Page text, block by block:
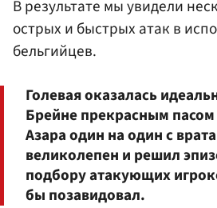
В результате мы увидели
острых и быстрых атак в
бельгийцев.
Голевая оказалась
Брейне прекрасным
Азара один на один с
великолепен и решил
подбору атакующих
бы позавидовал.